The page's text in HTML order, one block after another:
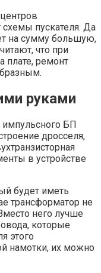
схемы пускателя. Да
на сумму большую,
что при
плате, ремонт
руками
импульсного БП
дросселя,
в устройстве
будет иметь
трансформатор не
него лучше
которые
этого
намотки, их можно